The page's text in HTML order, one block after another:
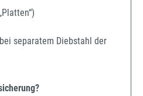
separatem Diebstahl der